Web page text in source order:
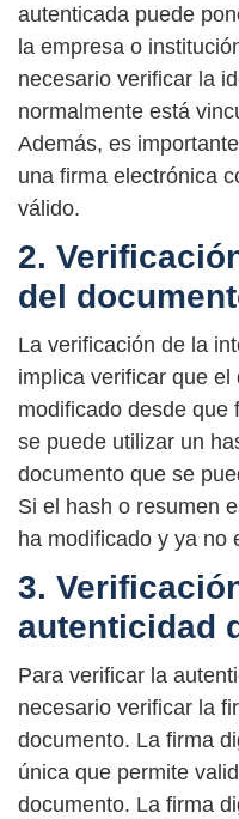
autenticada puede
la empresa o
necesario verificar la
normalmente está
Además, es
una firma electrónica
válido.
2.
del
La verificación de la
implica verificar que
modificado desde que
se puede utilizar un
documento que se
Si el hash o resumen
ha modificado y ya no
3.
autenticidad
Para verificar la
necesario verificar la
documento. La firma
única que permite
documento. La firma